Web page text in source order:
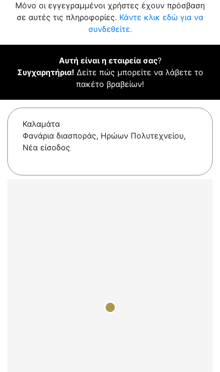
Μόνο οι εγγεγραμμένοι χρήστες έχουν πρόσβαση
σε αυτές τις πληροφορίες. Κάντε κλικ εδώ για να
συνδεθείτε.
Αυτή είναι η εταιρεία σας?
Συγχαρητήρια! Δείτε πώς μπορείτε να λάβετε το
πακέτο βραβείων!
Καλαμάτα
Φανάρια διασποράς, Ηρώων Πολυτεχνείου,
Νέα είσοδος